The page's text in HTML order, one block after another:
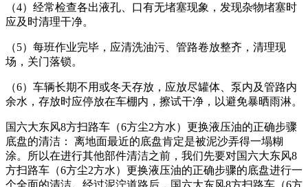
（4）经常检查各出液孔、口有无堵塞现象，发现杂物堵塞时
应及时清理干净。
（5）每班作业完毕，应清洗油污、管路卷放整齐，清理现
场，关门落锁。
（6）车辆长期不用或冬天存放，应放尽罐体、泵内及管路内
余水，存放时应停放在车棚内，擦试干净，以避免暴晒雨淋。
国六大东风8方扫路车（6方尘2方水）更换液压油的正确步骤
底盘的清洁： 离地面最近的底盘肯定是被泥沙弄得一塌糊
涂。所以在进行其他部件清洁之前，我们先要对国六大东风8
方扫路车（6方尘2方水）更换液压油的正确步骤的底盘进行一
个全面的清洁。经过泥泞道路后，国六大东风8方扫路车（6方